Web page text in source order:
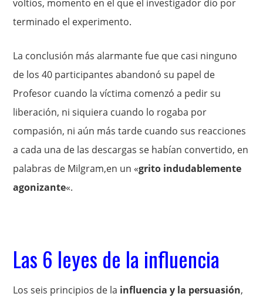
voltios, momento en el que el investigador dio por
terminado el experimento.
La conclusión más alarmante fue que casi ninguno
de los 40 participantes abandonó su papel de
Profesor cuando la víctima comenzó a pedir su
liberación, ni siquiera cuando lo rogaba por
compasión, ni aún más tarde cuando sus reacciones
a cada una de las descargas se habían convertido, en
palabras de Milgram,en un «grito indudablemente
agonizante«.
Las 6 leyes de la influencia
Los seis principios de la influencia y la persuasión,